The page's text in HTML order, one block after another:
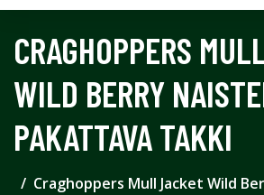
CRAGHOPPERS
WILD BERRY
PAKATTAVA TAKKI
Craghoppers Mull Jacket Wild